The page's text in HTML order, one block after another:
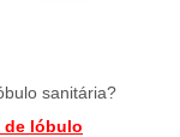
sanitária?
de lóbulo